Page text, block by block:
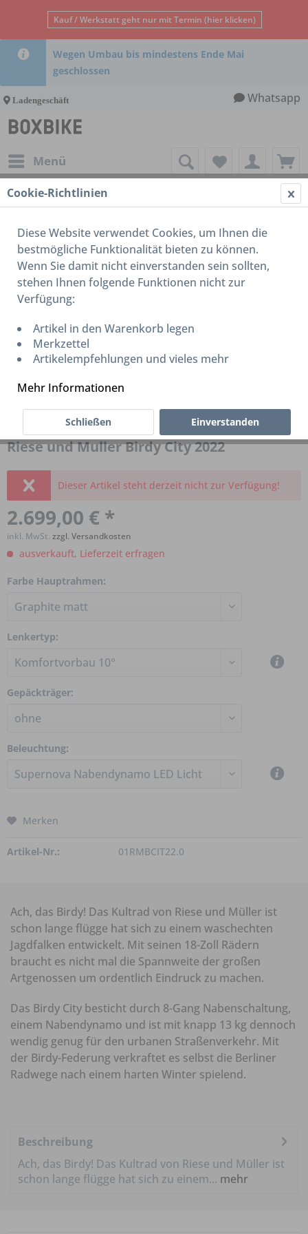
Kauf / Werkstatt geht nur mit Termin (hier klicken)
Wegen Umbau bis mindestens Ende Mai
geschlossen
Ladengeschäft Whatsapp
Menü
Riese und Muller Birdy City 2022
Dieser Artikel steht derzeit nicht zur Verfügung!
2.699,00 € *
inkl. MwSt. zzgl. Versandkosten
ausverkauft, Lieferzeit erfragen
Farbe Hauptrahmen:
Lenkertyp:
Gepäckträger:
Beleuchtung:
Merken
Artikel-Nr.: 01RMBCIT22.0
Ach, das Birdy! Das Kultrad von Riese und Müller ist
schon lange flügge hat sich zu einem waschechten
Jagdfalken entwickelt. Mit seinen 18-Zoll Rädern
braucht es nicht mal die Spannweite der großen
Artgenossen um ordentlich Eindruck zu machen.
Das Birdy City besticht durch 8-Gang Nabenschaltung,
einem Nabendynamo und ist mit knapp 13 kg dennoch
wendig genug für den urbanen Straßenverkehr. Mit
der Birdy-Federung verkraftet es selbst die Berliner
Radwege nach einem harten Winter spielend.
Beschreibung
Ach, das Birdy! Das Kultrad von Riese und Müller ist
schon lange flügge hat sich zu einem... mehr
Cookie-Richtlinien
Diese Website verwendet Cookies, um Ihnen die
bestmögliche Funktionalität bieten zu können.
Wenn Sie damit nicht einverstanden sein sollten,
stehen Ihnen folgende Funktionen nicht zur
Verfügung:
Artikel in den Warenkorb legen
Merkzettel
Artikelempfehlungen und vieles mehr
Mehr Informationen
Einverstanden
Schließen